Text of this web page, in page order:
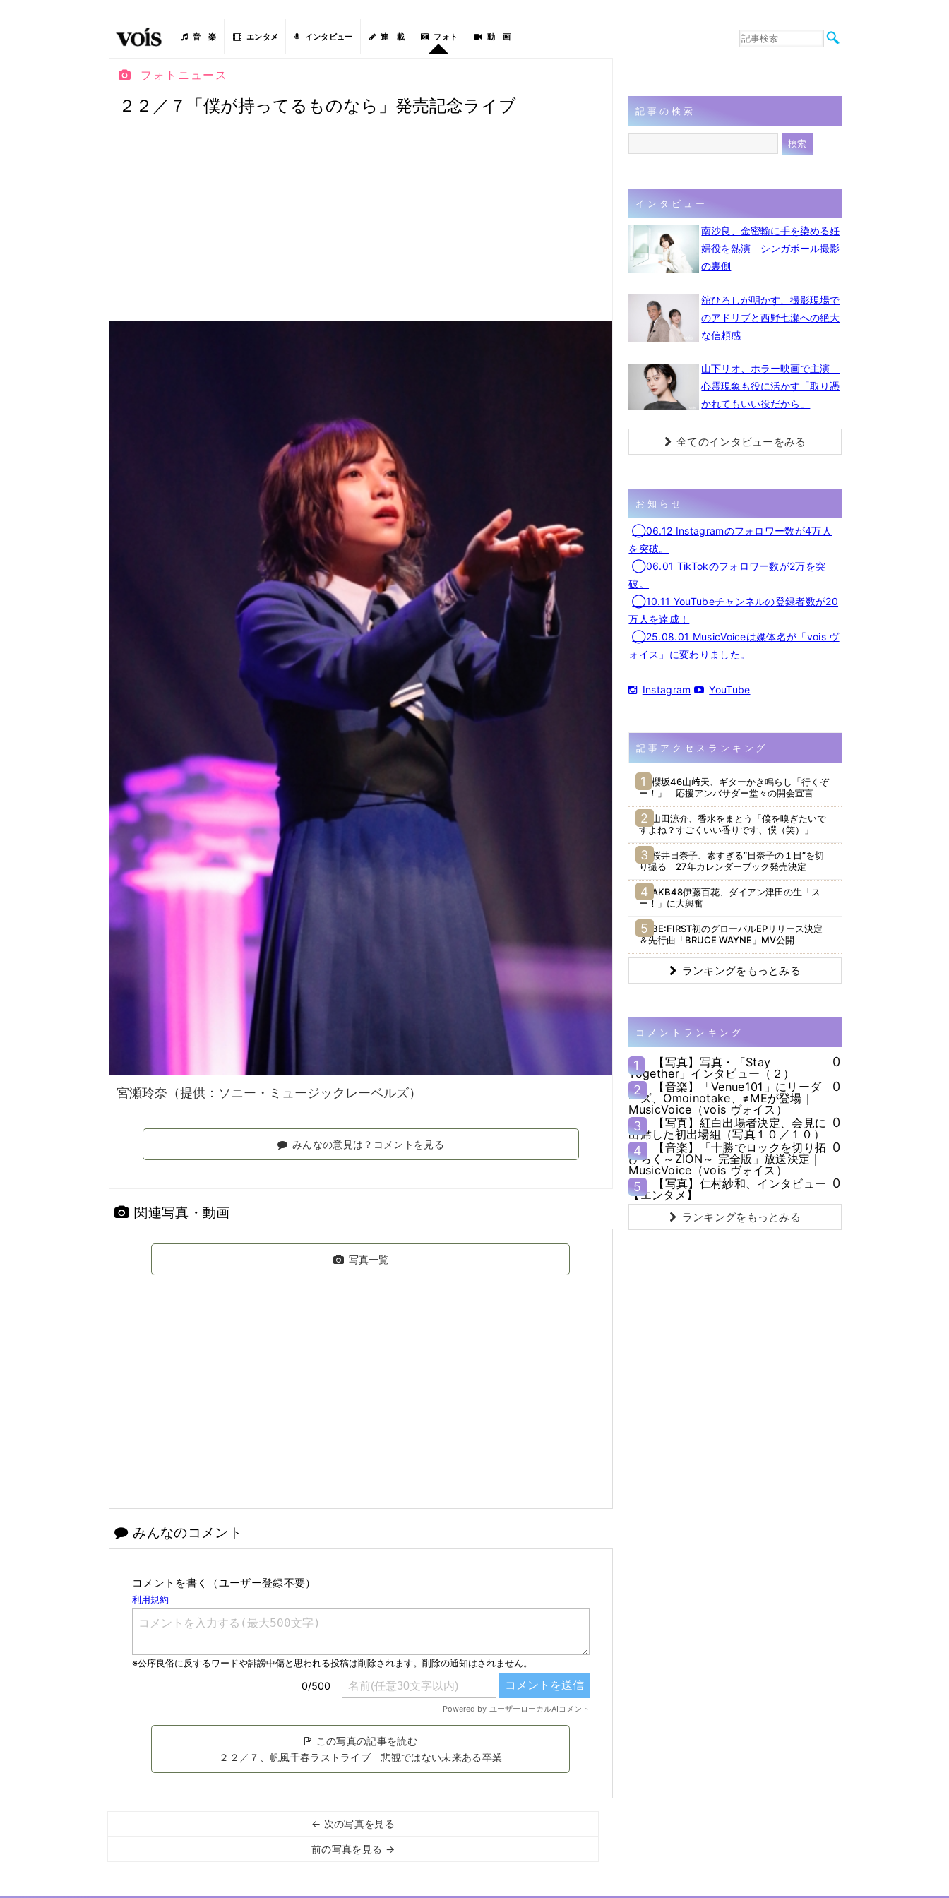
音 楽 エンタメ インタビュー 連 載 フォト 動 画
音楽
連載
フォト
フォトニュース
２２／７「僕が持ってるものなら」発売記念ライブ
宮瀬玲奈（提供：ソニー・ミュージックレーベルズ）
みんなの意見は？コメントを見る
関連写真・動画
写真一覧
みんなのコメント
コメントを書く（ユーザー登録不要）
この写真の記事を読む
２２／７、帆風千春ラストライブ 悲観ではない未来ある卒業
← 次の写真を見る
前の写真を見る →
記事の検索
インタビュー
南沙良、金密輸に手を染める妊
婦役を熱演 シンガポール撮影
の裏側
舘ひろしが明かす、撮影現場で
のアドリブと西野七瀬への絶大
な信頼感
山下リオ、ホラー映画で主演
心霊現象も役に活かす「取り憑
かれてもいい役だから」
全てのインタビューをみる
お知らせ
◯06.12 Instagramのフォロワー数が4万人
を突破。
◯06.01 TikTokのフォロワー数が2万を突
破。
◯10.11 YouTubeチャンネルの登録者数が20
万人を達成！
◯25.08.01 MusicVoiceは媒体名が「vois ヴ
ォイス」に変わりました。
Instagram YouTube
記事アクセスランキング
櫻坂46山﨑天、ギターかき鳴らし「行くぞ
ー！」 応援アンバサダー堂々の開会宣言
山田涼介、香水をまとう「僕を嗅ぎたいで
すよね？すごくいい香りです、僕（笑）」
桜井日奈子、素すぎる“日奈子の１日”を切
り撮る 27年カレンダーブック発売決定
AKB48伊藤百花、ダイアン津田の生「ス
ー！」に大興奮
BE:FIRST初のグローバルEPリリース決定
＆先行曲「BRUCE WAYNE」MV公開
ランキングをもっとみる
コメントランキング
1
【写真】写真・「Stay
Together」インタビュー（２）
0
2
【音楽】「Venue101」にリーダ
ーズ、Omoinotake、≠MEが登場｜
MusicVoice（vois ヴォイス）
0
3
【写真】紅白出場者決定、会見に
出席した初出場組（写真１０／１０）
0
4
【音楽】「十勝でロックを切り拓
ひらく～ZION～ 完全版」放送決定｜
MusicVoice（vois ヴォイス）
0
5
【写真】仁村紗和、インタビュー
【エンタメ】
0
ランキングをもっとみる